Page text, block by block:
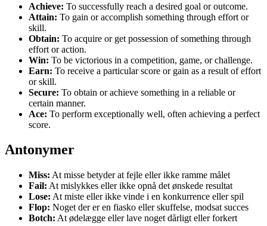
Achieve: To successfully reach a desired goal or outcome.
Attain: To gain or accomplish something through effort or
skill.
Obtain: To acquire or get possession of something through
effort or action.
Win: To be victorious in a competition, game, or challenge.
Earn: To receive a particular score or gain as a result of effort
or skill.
Secure: To obtain or achieve something in a reliable or
certain manner.
Ace: To perform exceptionally well, often achieving a perfect
score.
Antonymer
Miss: At misse betyder at fejle eller ikke ramme målet
Fail: At mislykkes eller ikke opnå det ønskede resultat
Lose: At miste eller ikke vinde i en konkurrence eller spil
Flop: Noget der er en fiasko eller skuffelse, modsat succes
Botch: At ødelægge eller lave noget dårligt eller forkert